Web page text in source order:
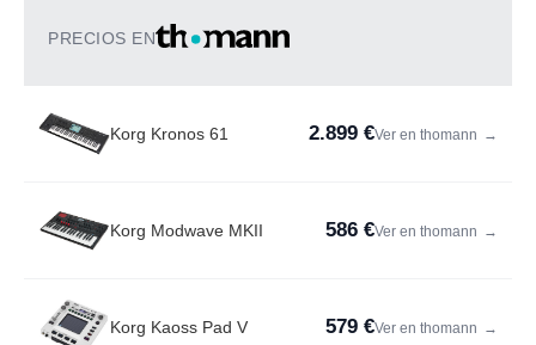
PRECIOS EN
Korg Kronos 61 2.899 €Ver en thomann →
Korg Modwave MKII 586 €Ver en thomann →
Korg Kaoss Pad V 579 €Ver en thomann →